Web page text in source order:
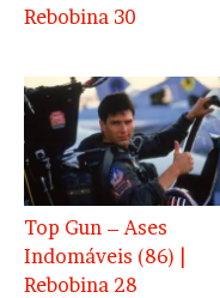
Rebobina 30
Top Gun – Ases
Indomáveis (86) |
Rebobina 28